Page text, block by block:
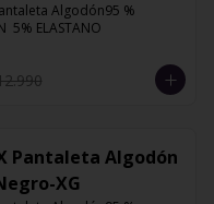
Algodón95 %
5% ELASTANO
Pantaleta Algodón
XG